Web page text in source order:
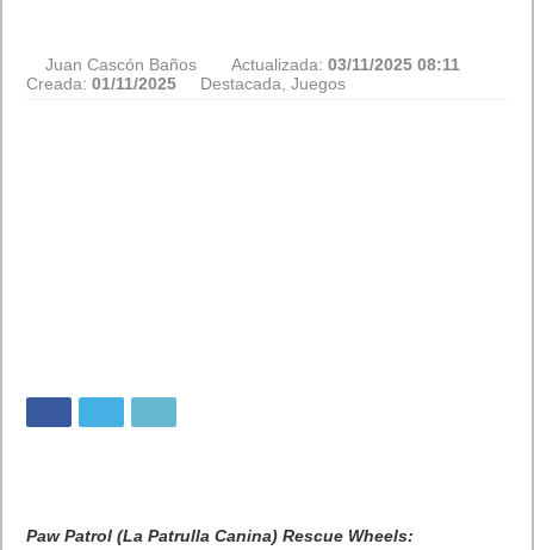
Juan Cascón Baños Actualizada:03/11/2025 08:11
Creada:01/11/2025 Destacada ,Juegos
Paw Patrol (La Patrulla Canina) Rescue Wheels: